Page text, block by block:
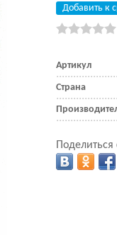
Добавить к
Артикул
Страна